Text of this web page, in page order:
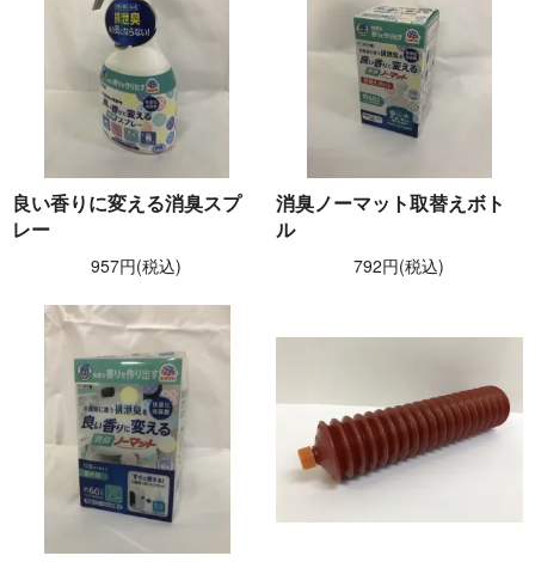
良い香りに変える消臭スプ
レー
957円(税込)
消臭ノーマット取替えボト
ル
792円(税込)